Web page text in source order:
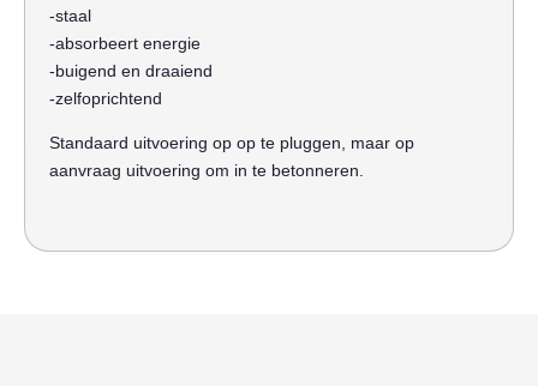
-staal
-absorbeert energie
-buigend en draaiend
-zelfoprichtend
Standaard uitvoering op op te pluggen, maar op
aanvraag uitvoering om in te betonneren.